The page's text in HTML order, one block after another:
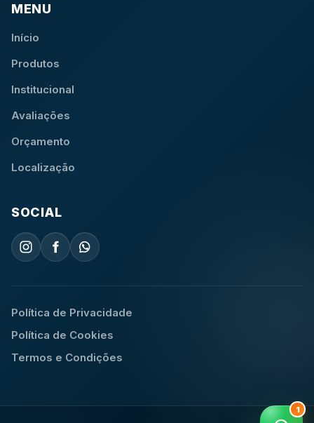
MENU
Início
Produtos
Institucional
Avaliações
Orçamento
Localização
SOCIAL
Política de Privacidade
Política de Cookies
Termos e Condições
1